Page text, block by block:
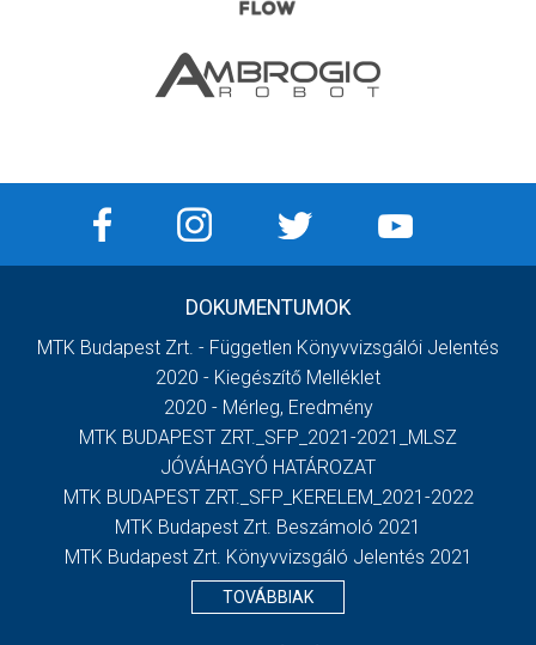
DOKUMENTUMOK
MTK Budapest Zrt. - Független Könyvvizsgálói Jelentés
2020 - Kiegészítő Melléklet
2020 - Mérleg, Eredmény
MTK BUDAPEST ZRT._SFP_2021-2021_MLSZ
JÓVÁHAGYÓ HATÁROZAT
MTK BUDAPEST ZRT._SFP_KERELEM_2021-2022
MTK Budapest Zrt. Beszámoló 2021
MTK Budapest Zrt. Könyvvizsgáló Jelentés 2021
TOVÁBBIAK